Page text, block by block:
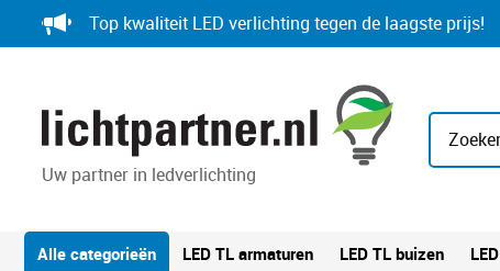
to
Top kwaliteit LED verlichting tegen de laagste prijs!
Uw partner in ledverlichting
Alle categorieën LED TL armaturen LED TL buizen